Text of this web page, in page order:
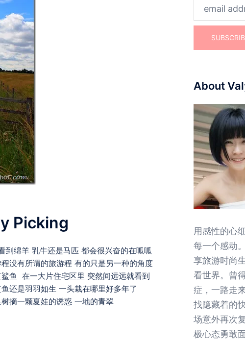
Picking
绵羊 乳牛还是马匹 都会很兴奋的在呱呱
没有所谓的旅游程 有的只是另一种的角度
鱼 在一大片住宅区里 突然间远远就看到
还是羽羽如生 一头栽在哪里好多年了
惑 一地的青翠
About
用感性的心
每一个感动
享旅游时尚
看世界。曾
症，一路走
找隐藏着的
场意外再次
极心态勇敢